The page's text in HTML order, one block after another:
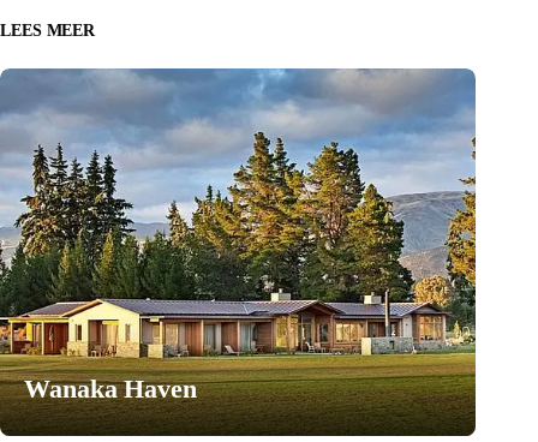
LEES MEER
Wanaka Haven